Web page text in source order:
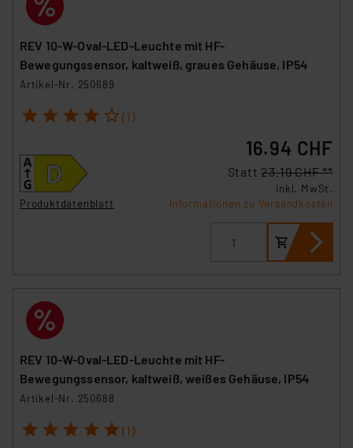
REV 10-W-Oval-LED-Leuchte mit HF-
Bewegungssensor, kaltweiß, graues Gehäuse, IP54
Artikel-Nr. 250689
1 2 3 4 5 (1)
Produktdatenblatt
16.94 CHF
Statt23.19 CHF **
inkl. MwSt.
Informationen zu Versandkosten
REV 10-W-Oval-LED-Leuchte mit HF-
Bewegungssensor, kaltweiß, weißes Gehäuse, IP54
Artikel-Nr. 250688
1 2 3 4 5 (1)